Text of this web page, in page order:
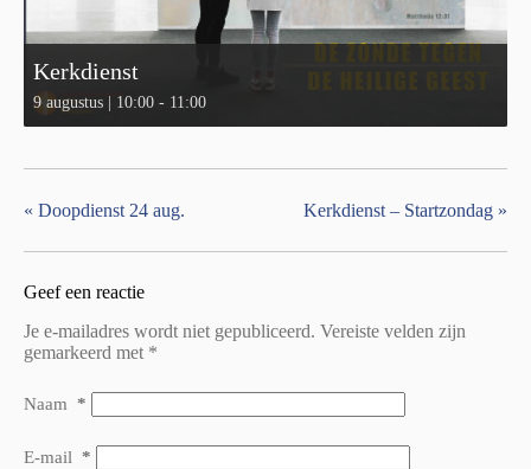
Kerkdienst
9 augustus | 10:00 - 11:00
« Doopdienst 24 aug. Kerkdienst – Startzondag »
Geef een reactie
Je e-mailadres wordt niet gepubliceerd. Vereiste velden zijn
gemarkeerd met *
Naam *
E-mail *